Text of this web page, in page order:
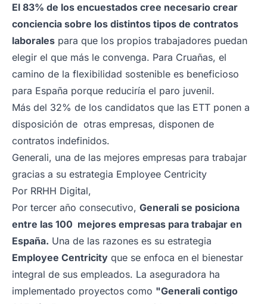
El 83% de los encuestados cree necesario crear
conciencia sobre los distintos tipos de contratos
laborales para que los propios trabajadores puedan
elegir el que más le convenga. Para Cruañas, el
camino de la flexibilidad sostenible es beneficioso
para España porque reduciría el paro juvenil.
Más del 32% de los candidatos que las ETT ponen a
disposición de otras empresas, disponen de
contratos indefinidos.
Generali, una de las mejores empresas para trabajar
gracias a su estrategia Employee Centricity
Por RRHH Digital,
Por tercer año consecutivo, Generali se posiciona
entre las 100 mejores empresas para trabajar en
España. Una de las razones es su estrategia
Employee Centricity que se enfoca en el bienestar
integral de sus empleados. La aseguradora ha
implementado proyectos como "Generali contigo